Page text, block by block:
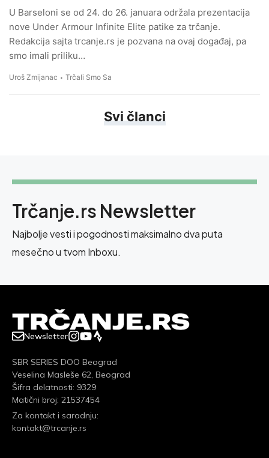
U Barseloni se od 24. do 26. januara održala prezentacija
nove Under Armour Infinite Elite patike za trčanje.
Redakcija sajta trcanje.rs je pozvana na ovaj događaj, pa
smo imali priliku…
Uroš Zmijanac Trčali Smo Sa
Svi članci
Trčanje.rs Newsletter
Najbolje vesti i pogodnosti maksimalno dva puta
mesečno u tvom Inboxu.
Newsletter
SBR SERIES DOO Beograd
Veselina Masleše 62, Beograd
Šifra delatnosti: 9329
Matični broj: 21537454
Za kontakt i saradnju:
kontakt@trcanje.rs